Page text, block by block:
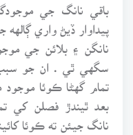
باقي نانگ جي
پيداوار ڏيڻ واري
نانگن ۽ بلائن جي
سگهي ٿي . ان جو
تمام گهڻا ڪوئا
بعد ٿيندڙ فصلن کي
نانگ جيئن ته ڪوئا